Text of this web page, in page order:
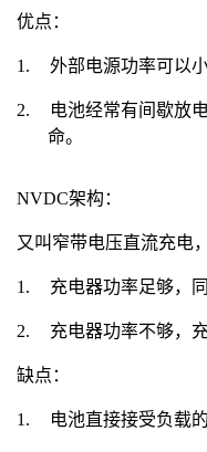
优点：
1. 外部电源功率可以
2.
电池经常有间歇放
命。
NVDC架构：
又叫窄带电压直流充电
1. 充电器功率足够，
2. 充电器功率不够，
缺点：
1. 电池直接接受负载